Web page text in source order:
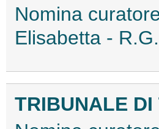
Nomina
Elisabetta -
TRIBUNALE DI